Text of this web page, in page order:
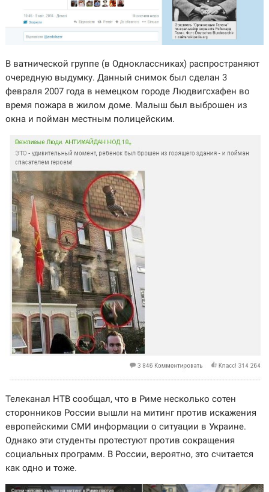
В ватнической группе (в Одноклассниках) распространяют
очередную выдумку. Данный снимок был сделан 3
февраля 2007 года в немецком городе Людвигсхафен во
время пожара в жилом доме. Малыш был выброшен из
окна и пойман местным полицейским.
Телеканал НТВ сообщал, что в Риме несколько сотен
сторонников России вышли на митинг против искажения
европейскими СМИ информации о ситуации в Украине.
Однако эти студенты протестуют против сокращения
социальных программ. В России, вероятно, это считается
как одно и тоже.